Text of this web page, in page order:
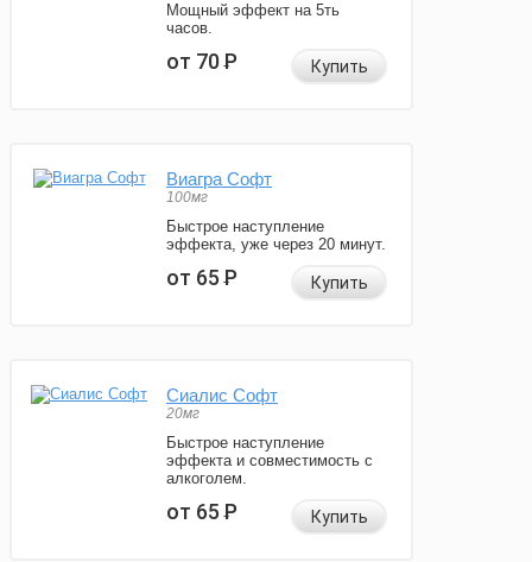
Мощный эффект на 5ть
часов.
от 70Р Купить
Виагра Софт
100мг
Быстрое наступление
эффекта, уже через 20 минут.
от 65Р Купить
Сиалис Софт
20мг
Быстрое наступление
эффекта и совместимость с
алкоголем.
от 65Р Купить